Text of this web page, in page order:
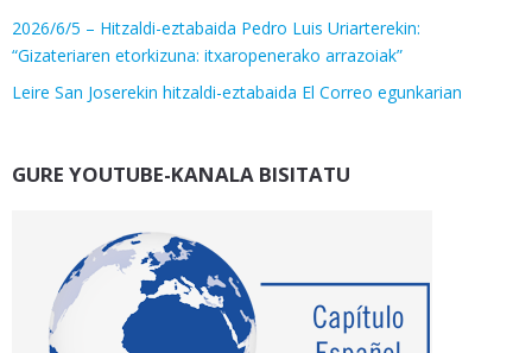
2026/6/5 – Hitzaldi-eztabaida Pedro Luis Uriarterekin:
“Gizateriaren etorkizuna: itxaropenerako arrazoiak”
Leire San Joserekin hitzaldi-eztabaida El Correo egunkarian
GURE YOUTUBE-KANALA BISITATU